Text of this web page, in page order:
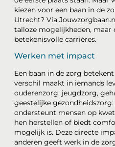
kiezen voor een baan in de
Utrecht? Via
talloze mogelijkheden, maar
betekenisvolle carrières.
Werken met impact
Een baan in de zorg
verschil maakt in iemands
ouderenzorg, jeugdzorg,
geestelijke
ondersteunt mensen op
hen herstellen of biedt
mogelijk is. Deze directe
anderen geeft werk in de